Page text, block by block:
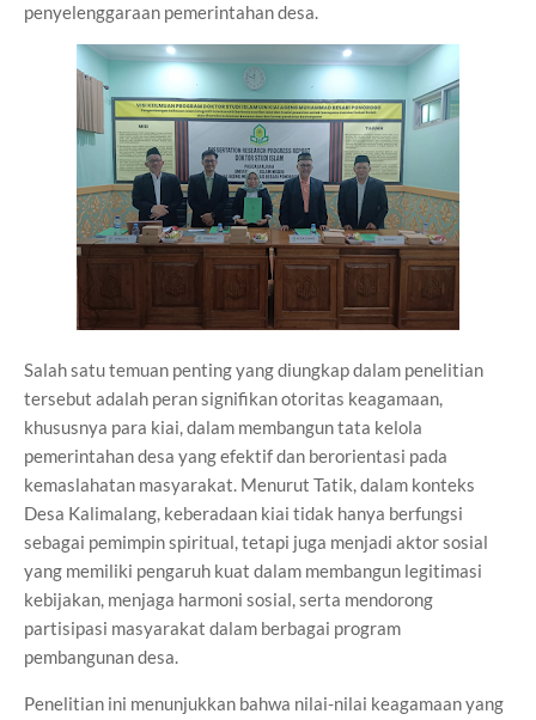
penyelenggaraan pemerintahan desa.
Salah satu temuan penting yang diungkap dalam penelitian
tersebut adalah peran signifikan otoritas keagamaan,
khususnya para kiai, dalam membangun tata kelola
pemerintahan desa yang efektif dan berorientasi pada
kemaslahatan masyarakat. Menurut Tatik, dalam konteks
Desa Kalimalang, keberadaan kiai tidak hanya berfungsi
sebagai pemimpin spiritual, tetapi juga menjadi aktor sosial
yang memiliki pengaruh kuat dalam membangun legitimasi
kebijakan, menjaga harmoni sosial, serta mendorong
partisipasi masyarakat dalam berbagai program
pembangunan desa.
Penelitian ini menunjukkan bahwa nilai-nilai keagamaan yang